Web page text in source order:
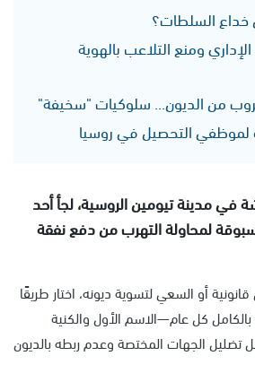
خداع السلطات؟
ومنع التلاعب بالهوية
من الديون... سلوكيات "سخيفة"
لموظفي التحصيل في روسيا
في مدينة تيومين الروسية، لجأ أحد
لمحاولة التهرب من دفع نفقة
أو السعي لتسوية ديونه، اختار طريقًا
كل عام—الاسم الأول والكنية
الجهات المختصة وعدم ربطه بالديون